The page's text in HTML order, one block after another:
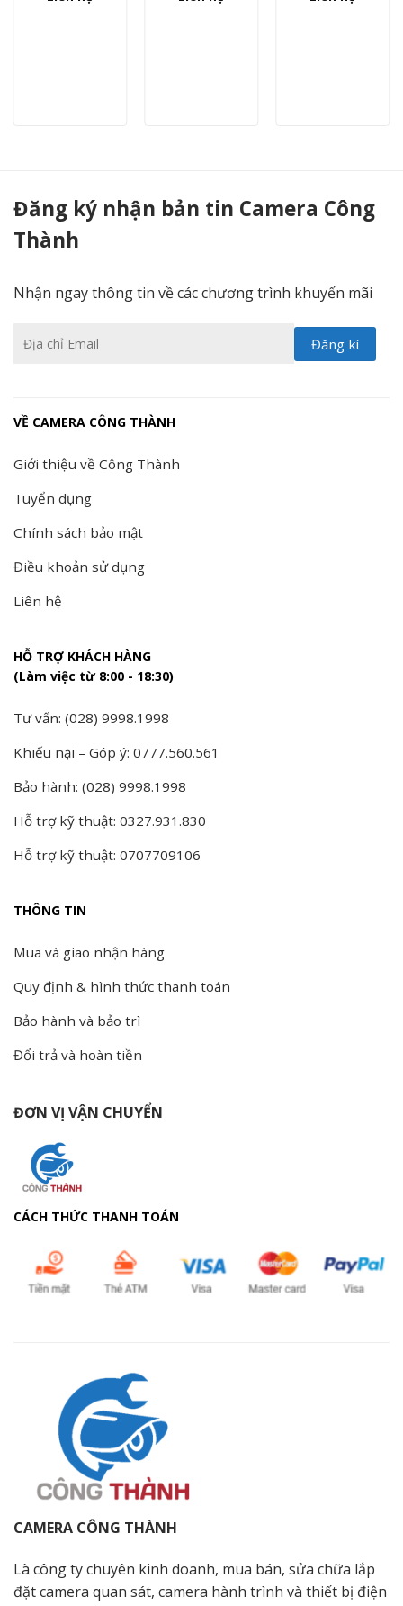
Đăng ký nhận bản tin Camera Công
Thành
Nhận ngay thông tin về các chương trình khuyến mãi
VỀ CAMERA CÔNG THÀNH
Giới thiệu về Công Thành
Tuyển dụng
Chính sách bảo mật
Điều khoản sử dụng
Liên hệ
HỖ TRỢ KHÁCH HÀNG
(Làm việc từ 8:00 - 18:30)
Tư vấn: (028) 9998.1998
Khiếu nại – Góp ý: 0777.560.561
Bảo hành: (028) 9998.1998
Hỗ trợ kỹ thuật: 0327.931.830
Hỗ trợ kỹ thuật: 0707709106
THÔNG TIN
Mua và giao nhận hàng
Quy định & hình thức thanh toán
Bảo hành và bảo trì
Đổi trả và hoàn tiền
ĐƠN VỊ VẬN CHUYỂN
CÁCH THỨC THANH TOÁN
CAMERA CÔNG THÀNH
Là công ty chuyên kinh doanh, mua bán, sửa chữa lắp
đặt camera quan sát, camera hành trình và thiết bị điện